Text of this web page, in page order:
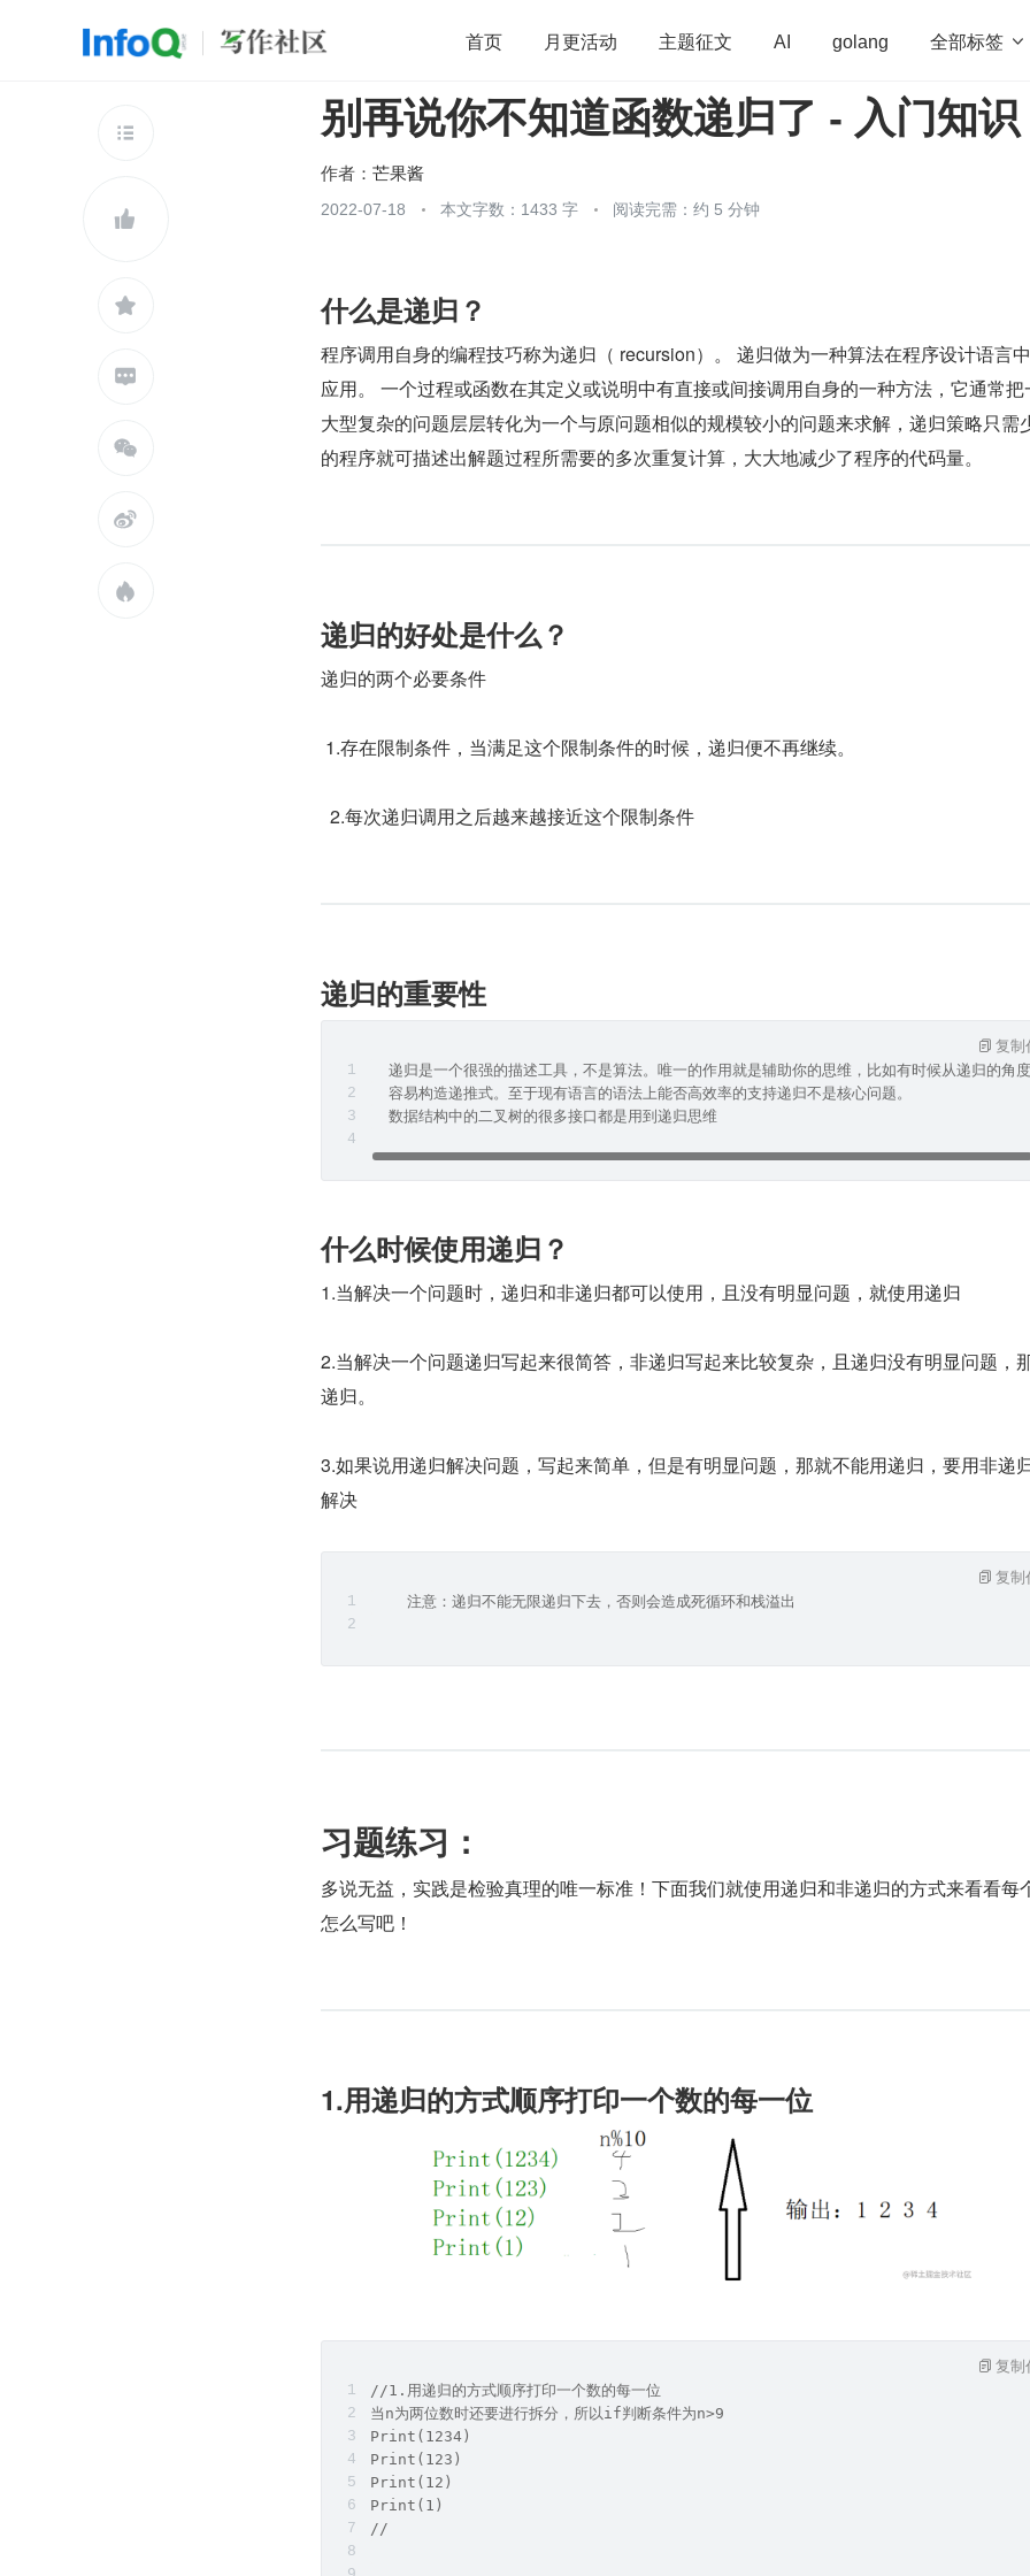
首页 月更活动 主题征文 AI golang 全部标签 
开源 架构 OpenHarmony 算法 学习方法 Web3.0 高
团队管理
查看更多







别再说你不知道函数递归了 - 入门知识
作者： 芒果酱
2022-07-18 本文字数：1433 字 阅读完需：约 5 分钟
什么是递归？
程序调用自身的编程技巧称为递归（ recursion）。 递归做为一种算法在程序设计语言
应用。 一个过程或函数在其定义或说明中有直接或间接调用自身的一种方法，它通常把
大型复杂的问题层层转化为一个与原问题相似的规模较小的问题来求解，递归策略只需
的程序就可描述出解题过程所需要的多次重复计算，大大地减少了程序的代码量。
递归的好处是什么？
递归的两个必要条件
1.存在限制条件，当满足这个限制条件的时候，递归便不再继续。
2.每次递归调用之后越来越接近这个限制条件
递归的重要性
递归是一个很强的描述工具，不是算法。唯一的作用就是辅助你的思维，比如有时候从递归的角
  容易构造递推式。至于现有语言的语法上能否高效率的支持递归不是核心问题。
  数据结构中的二叉树的很多接口都是用到递归思维
复制
什么时候使用递归？
1.当解决一个问题时，递归和非递归都可以使用，且没有明显问题，就使用递归
2.当解决一个问题递归写起来很简答，非递归写起来比较复杂，且递归没有明显问题，
递归。
3.如果说用递归解决问题，写起来简单，但是有明显问题，那就不能用递归，要用非递
解决
    注意：递归不能无限递归下去，否则会造成死循环和栈溢出
复制
习题练习：
多说无益，实践是检验真理的唯一标准！下面我们就使用递归和非递归的方式来看看每
怎么写吧！
1.用递归的方式顺序打印一个数的每一位
//1.用递归的方式顺序打印一个数的每一位
当n为两位数时还要进行拆分，所以if判断条件为n>9
Print(1234)
Print(123)
Print(12)
Print(1)
//
复制